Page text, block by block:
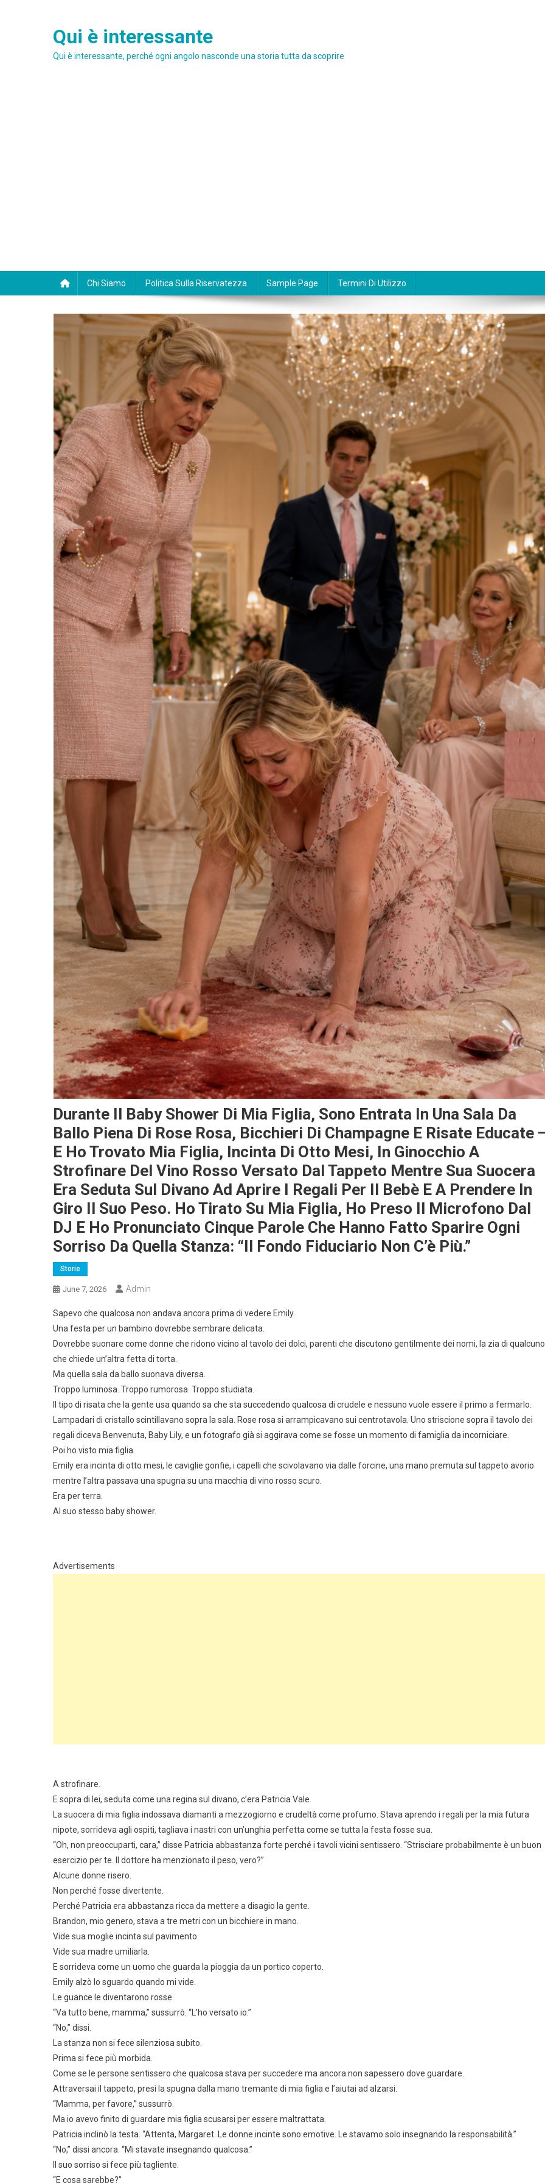
Qui è interessante
Qui è interessante, perché ogni angolo nasconde una storia tutta da scoprire
Chi Siamo Politica Sulla Riservatezza Sample Page Termini Di Utilizzo
Durante Il Baby Shower Di Mia Figlia, Sono Entrata In Una Sala Da
Ballo Piena Di Rose Rosa, Bicchieri Di Champagne E Risate Educate
E Ho Trovato Mia Figlia, Incinta Di Otto Mesi, In Ginocchio A
Strofinare Del Vino Rosso Versato Dal Tappeto Mentre Sua Suocera
Era Seduta Sul Divano Ad Aprire I Regali Per Il Bebè E A Prendere In
Giro Il Suo Peso. Ho Tirato Su Mia Figlia, Ho Preso Il Microfono Dal
DJ E Ho Pronunciato Cinque Parole Che Hanno Fatto Sparire Ogni
Sorriso Da Quella Stanza: “Il Fondo Fiduciario Non C’è Più.”
Storie
June 7, 2026 Admin
Sapevo che qualcosa non andava ancora prima di vedere Emily.
Una festa per un bambino dovrebbe sembrare delicata.
Dovrebbe suonare come donne che ridono vicino al tavolo dei dolci, parenti che discutono gentilmente dei nomi, la zia di qualcuno
che chiede un’altra fetta di torta.
Ma quella sala da ballo suonava diversa.
Troppo luminosa. Troppo rumorosa. Troppo studiata.
Il tipo di risata che la gente usa quando sa che sta succedendo qualcosa di crudele e nessuno vuole essere il primo a fermarlo.
Lampadari di cristallo scintillavano sopra la sala. Rose rosa si arrampicavano sui centrotavola. Uno striscione sopra il tavolo dei
regali diceva Benvenuta, Baby Lily, e un fotografo già si aggirava come se fosse un momento di famiglia da incorniciare.
Poi ho visto mia figlia.
Emily era incinta di otto mesi, le caviglie gonfie, i capelli che scivolavano via dalle forcine, una mano premuta sul tappeto avorio
mentre l’altra passava una spugna su una macchia di vino rosso scuro.
Era per terra.
Al suo stesso baby shower.
Advertisements
A strofinare.
E sopra di lei, seduta come una regina sul divano, c’era Patricia Vale.
La suocera di mia figlia indossava diamanti a mezzogiorno e crudeltà come profumo. Stava aprendo i regali per la mia futura
nipote, sorrideva agli ospiti, tagliava i nastri con un’unghia perfetta come se tutta la festa fosse sua.
“Oh, non preoccuparti, cara,” disse Patricia abbastanza forte perché i tavoli vicini sentissero. “Strisciare probabilmente è un buon
esercizio per te. Il dottore ha menzionato il peso, vero?”
Alcune donne risero.
Non perché fosse divertente.
Perché Patricia era abbastanza ricca da mettere a disagio la gente.
Brandon, mio genero, stava a tre metri con un bicchiere in mano.
Vide sua moglie incinta sul pavimento.
Vide sua madre umiliarla.
E sorrideva come un uomo che guarda la pioggia da un portico coperto.
Emily alzò lo sguardo quando mi vide.
Le guance le diventarono rosse.
“Va tutto bene, mamma,” sussurrò. “L’ho versato io.”
“No,” dissi.
La stanza non si fece silenziosa subito.
Prima si fece più morbida.
Come se le persone sentissero che qualcosa stava per succedere ma ancora non sapessero dove guardare.
Attraversai il tappeto, presi la spugna dalla mano tremante di mia figlia e l’aiutai ad alzarsi.
“Mamma, per favore,” sussurrò.
Ma io avevo finito di guardare mia figlia scusarsi per essere maltrattata.
Patricia inclinò la testa. “Attenta, Margaret. Le donne incinte sono emotive. Le stavamo solo insegnando la responsabilità.”
“No,” dissi ancora. “Mi stavate insegnando qualcosa.”
Il suo sorriso si fece più tagliente.
“E cosa sarebbe?”